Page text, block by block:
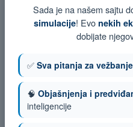
Sada je na našem sajtu
simulacije! Evo nekih
dobijate
✅ Sva pitanja za vežbanje
🧠 Objašnjenja i
inteligencije